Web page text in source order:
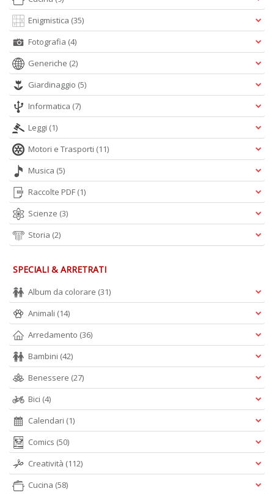
Enigmistica (35)
Fotografia (4)
Generiche (2)
Giardinaggio (5)
Informatica (7)
Leggi (1)
Motori e Trasporti (11)
Musica (5)
Raccolte PDF (1)
Scienze (3)
Storia (2)
SPECIALI & ARRETRATI
Album da colorare (31)
Animali (14)
Arredamento (36)
Bambini (42)
Benessere (27)
Bici (4)
Calendari (1)
Comics (50)
Creatività (112)
Cucina (58)